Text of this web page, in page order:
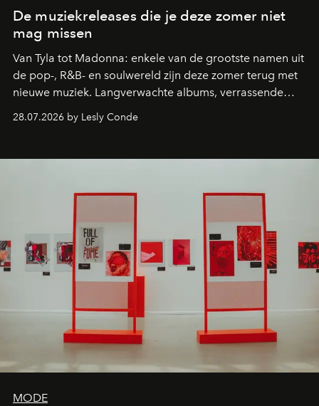
De muziekreleases die je deze zomer niet
mag missen
Van Tyla tot Madonna: enkele van de grootste namen uit
de pop-, R&B- en soulwereld zijn deze zomer terug met
nieuwe muziek. Langverwachte albums, verrassende
comebacks en veelbelovende nieuwe projecten: dit zijn
de releases die je niet mag missen.
28.07.2026 by Lesly Conde
MODE